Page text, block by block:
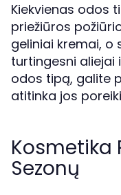
Kiekvienas odos
priežiūros
geliniai kremai, o
turtingesni aliejai
odos tipą, galite
atitinka jos
Kosmetika
Sezonų